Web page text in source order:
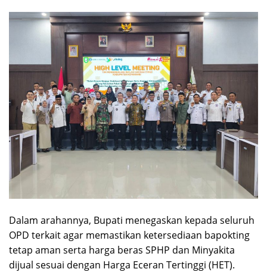
Dalam arahannya, Bupati menegaskan kepada seluruh
OPD terkait agar memastikan ketersediaan bapokting
tetap aman serta harga beras SPHP dan Minyakita
dijual sesuai dengan Harga Eceran Tertinggi (HET).